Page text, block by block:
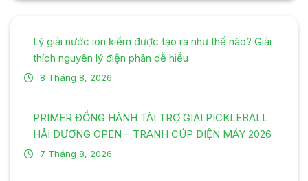
Lý giải nước ion kiềm được tạo ra như thế nào? Giải
thích nguyên lý điện phân dễ hiểu
8 Tháng 8, 2026
PRIMER ĐỒNG HÀNH TÀI TRỢ GIẢI PICKLEBALL
HẢI DƯƠNG OPEN – TRANH CÚP ĐIỆN MÁY 2026
7 Tháng 8, 2026